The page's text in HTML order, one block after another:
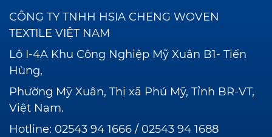
CÔNG TY TNHH HSIA CHENG WOVEN
TEXTILE VIỆT NAM
Lô I-4A Khu Công Nghiệp Mỹ Xuân B1- Tiến
Hùng,
Phường Mỹ Xuân, Thị xã Phú Mỹ, Tỉnh BR-VT,
Việt Nam.
Hotline: 02543 94 1666 / 02543 94 1688